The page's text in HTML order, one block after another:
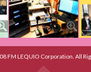
FM LEQUIO Corporation. All